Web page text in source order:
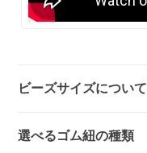
ビーズサイズについて
選べるゴム紐の種類